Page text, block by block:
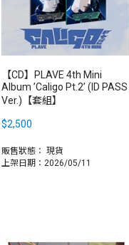
【CD】PLAVE 4th Mini
Album ’Caligo Pt.2’ (ID PASS
Ver.)【套組】
$2,500
販售狀態： 現貨
上架日期：2026/05/11